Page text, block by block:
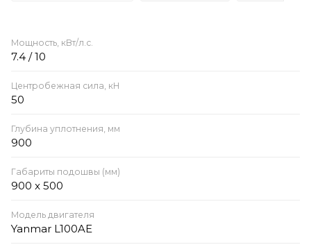
Мощность, кВт/л.с.
7.4 / 10
Центробежная сила, кН
50
Глубина уплотнения, мм
900
Габариты подошвы (мм)
900 x 500
Модель двигателя
Yanmar L100AE